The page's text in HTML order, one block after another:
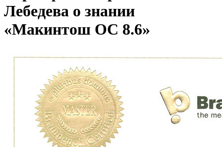
Лебедева о знании
«Макинтош ОС 8.6»